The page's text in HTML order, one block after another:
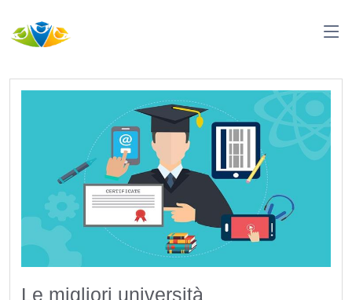
Le migliori università